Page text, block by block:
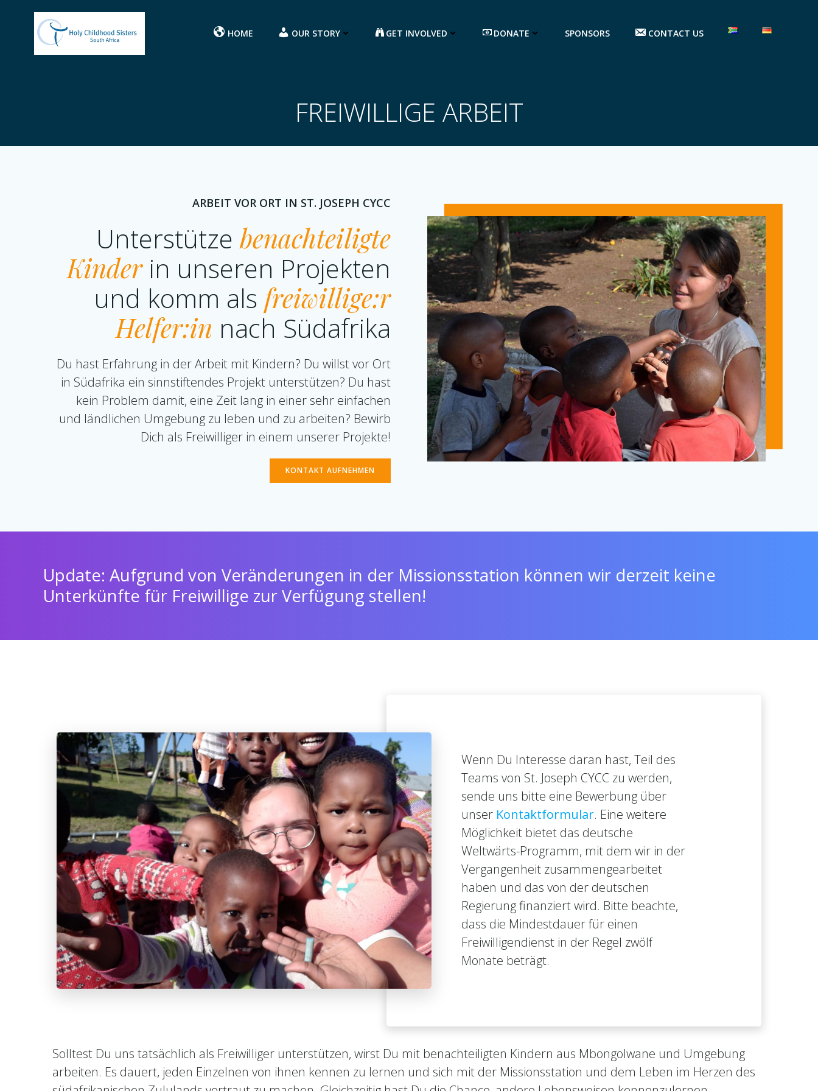
HOME OUR STORY GET INVOLVED DONATE SPONSORS CONTACT US
FREIWILLIGE ARBEIT
ARBEIT VOR ORT IN ST. JOSEPH CYCC
Unterstützebenachteiligte
Kinderin unseren Projekten
und komm als freiwillige:r
Helfer:in nach Südafrika
Du hast Erfahrung in der Arbeit mit Kindern? Du willst vor Ort
in Südafrika ein sinnstiftendes Projekt unterstützen? Du hast
kein Problem damit, eine Zeit lang in einer sehr einfachen
und ländlichen Umgebung zu leben und zu arbeiten? Bewirb
Dich als Freiwilliger in einem unserer Projekte!
KONTAKT AUFNEHMEN
Update: Aufgrund von Veränderungen in der Missionsstation können wir derzeit keine
Unterkünfte für Freiwillige zur Verfügung stellen!
Wenn Du Interesse daran hast, Teil des
Teams von St. Joseph CYCC zu werden,
sende uns bitte eine Bewerbung über
unser Kontaktformular. Eine weitere
Möglichkeit bietet das deutsche
Weltwärts-Programm, mit dem wir in der
Vergangenheit zusammengearbeitet
haben und das von der deutschen
Regierung finanziert wird. Bitte beachte,
dass die Mindestdauer für einen
Freiwilligendienst in der Regel zwölf
Monate beträgt.
Solltest Du uns tatsächlich als Freiwilliger unterstützen, wirst Du mit benachteiligten Kindern aus Mbongolwane und Umgebung
arbeiten. Es dauert, jeden Einzelnen von ihnen kennen zu lernen und sich mit der Missionsstation und dem Leben im Herzen des